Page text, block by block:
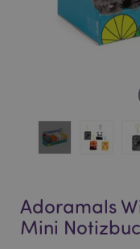
Adoramals
Mini